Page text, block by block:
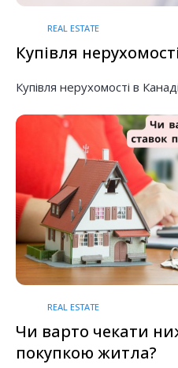
REAL ESTATE
Купівля
Купівля нерухомості в Канаді
REAL ESTATE
Чи варто чекати
покупкою житла?